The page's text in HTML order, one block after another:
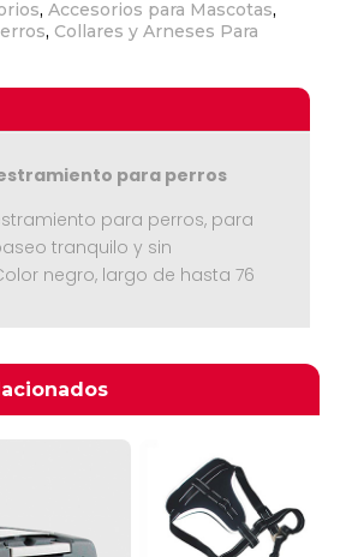
Comprando
,Accesorios para Mascotas,
, Collares y Arneses Para
para perros
para perros, para
tranquilo y sin
negro, largo de hasta 76